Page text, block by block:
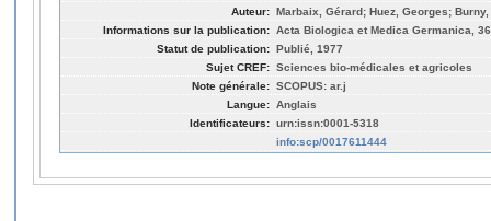
Auteur: Marbaix, Gérard; Huez, Georges;
Informations sur la publication: Acta Biologica et Medica Germanica,
Statut de publication: Publié, 1977
Sujet CREF: Sciences bio-médicales et agricoles
Note générale: SCOPUS: ar.j
Langue: Anglais
Identificateurs: urn:issn:0001-5318
info:scp/0017611444